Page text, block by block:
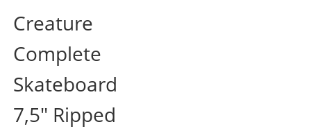
einde
van
de
afbeeldingen-
gallerij
het
begin
van
de
afbeeldingen-
gallerij
Creature
Complete
Skateboard
7,5" Ripped